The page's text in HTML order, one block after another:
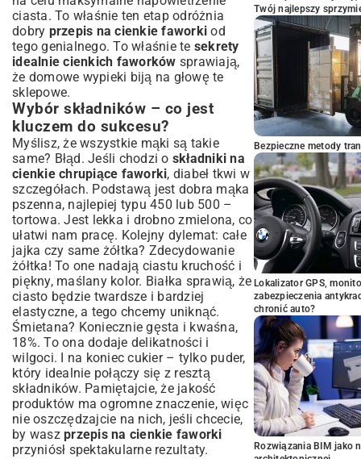
ciasta. To właśnie ten etap odróżnia
dobry przepis na cienkie faworki od
tego genialnego. To właśnie te sekrety
idealnie cienkich faworków sprawiają,
że domowe wypieki biją na głowę te
sklepowe.
Wybór składników – co jest
kluczem do sukcesu?
Myślisz, że wszystkie mąki są takie
same? Błąd. Jeśli chodzi o składniki na
cienkie chrupiące faworki, diabeł tkwi w
szczegółach. Podstawą jest dobra mąka
pszenna, najlepiej typu 450 lub 500 –
tortowa. Jest lekka i drobno zmielona, co
ułatwi nam pracę. Kolejny dylemat: całe
jajka czy same żółtka? Zdecydowanie
żółtka! To one nadają ciastu kruchość i
piękny, maślany kolor. Białka sprawią, że
ciasto będzie twardsze i bardziej
elastyczne, a tego chcemy uniknąć.
Śmietana? Koniecznie gęsta i kwaśna,
18%. To ona dodaje delikatności i
wilgoci. I na koniec cukier – tylko puder,
który idealnie połączy się z resztą
składników. Pamiętajcie, że jakość
produktów ma ogromne znaczenie, więc
nie oszczędzajcie na nich, jeśli chcecie,
by wasz przepis na cienkie faworki
przyniósł spektakularne rezultaty.
Twój najlepszy
Bezpieczne metody
Lokalizator GPS,
zabezpieczenia
chronić auto?
Rozwiązania BIM jako